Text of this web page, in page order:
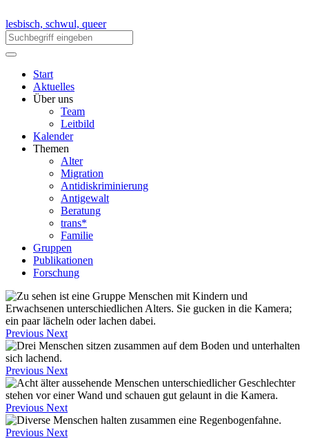
lesbisch, schwul, queer
Start
Aktuelles
Über uns
Team
Leitbild
Kalender
Themen
Alter
Migration
Antidiskriminierung
Antigewalt
Beratung
trans*
Familie
Gruppen
Publikationen
Forschung
Previous Next
Previous Next
Previous Next
Previous Next